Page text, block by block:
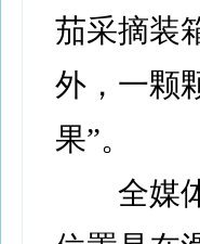
茄采摘装
外，一颗
果”。
全媒体